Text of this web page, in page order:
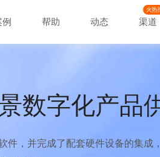
例 帮助 动态
火热
渠道
数字化产品
，并完成了配套硬件设备的集成